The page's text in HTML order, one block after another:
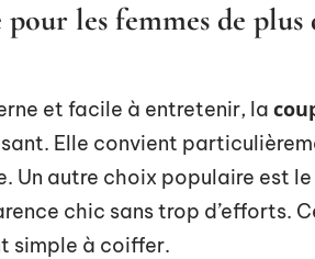
les femmes de plus
et facile à entretenir, la
Elle convient
Un autre choix populaire est le
chic sans trop d’efforts.
simple à coiffer.